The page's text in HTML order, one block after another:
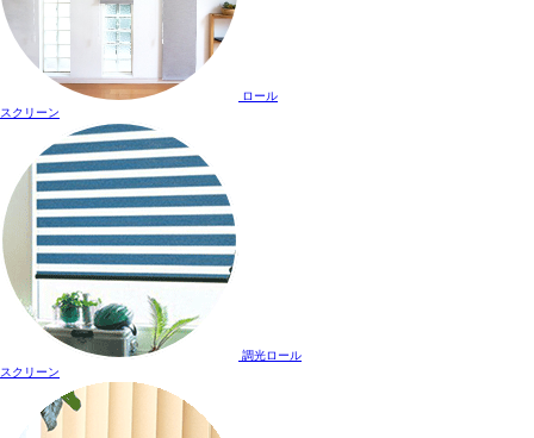
ロール
スクリーン
調光ロール
スクリーン